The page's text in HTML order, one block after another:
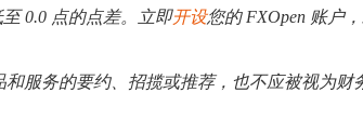
0.0 点的点差。立即开设您的 FXOpen 账户
服务的要约、招揽或推荐，也不应被视为财